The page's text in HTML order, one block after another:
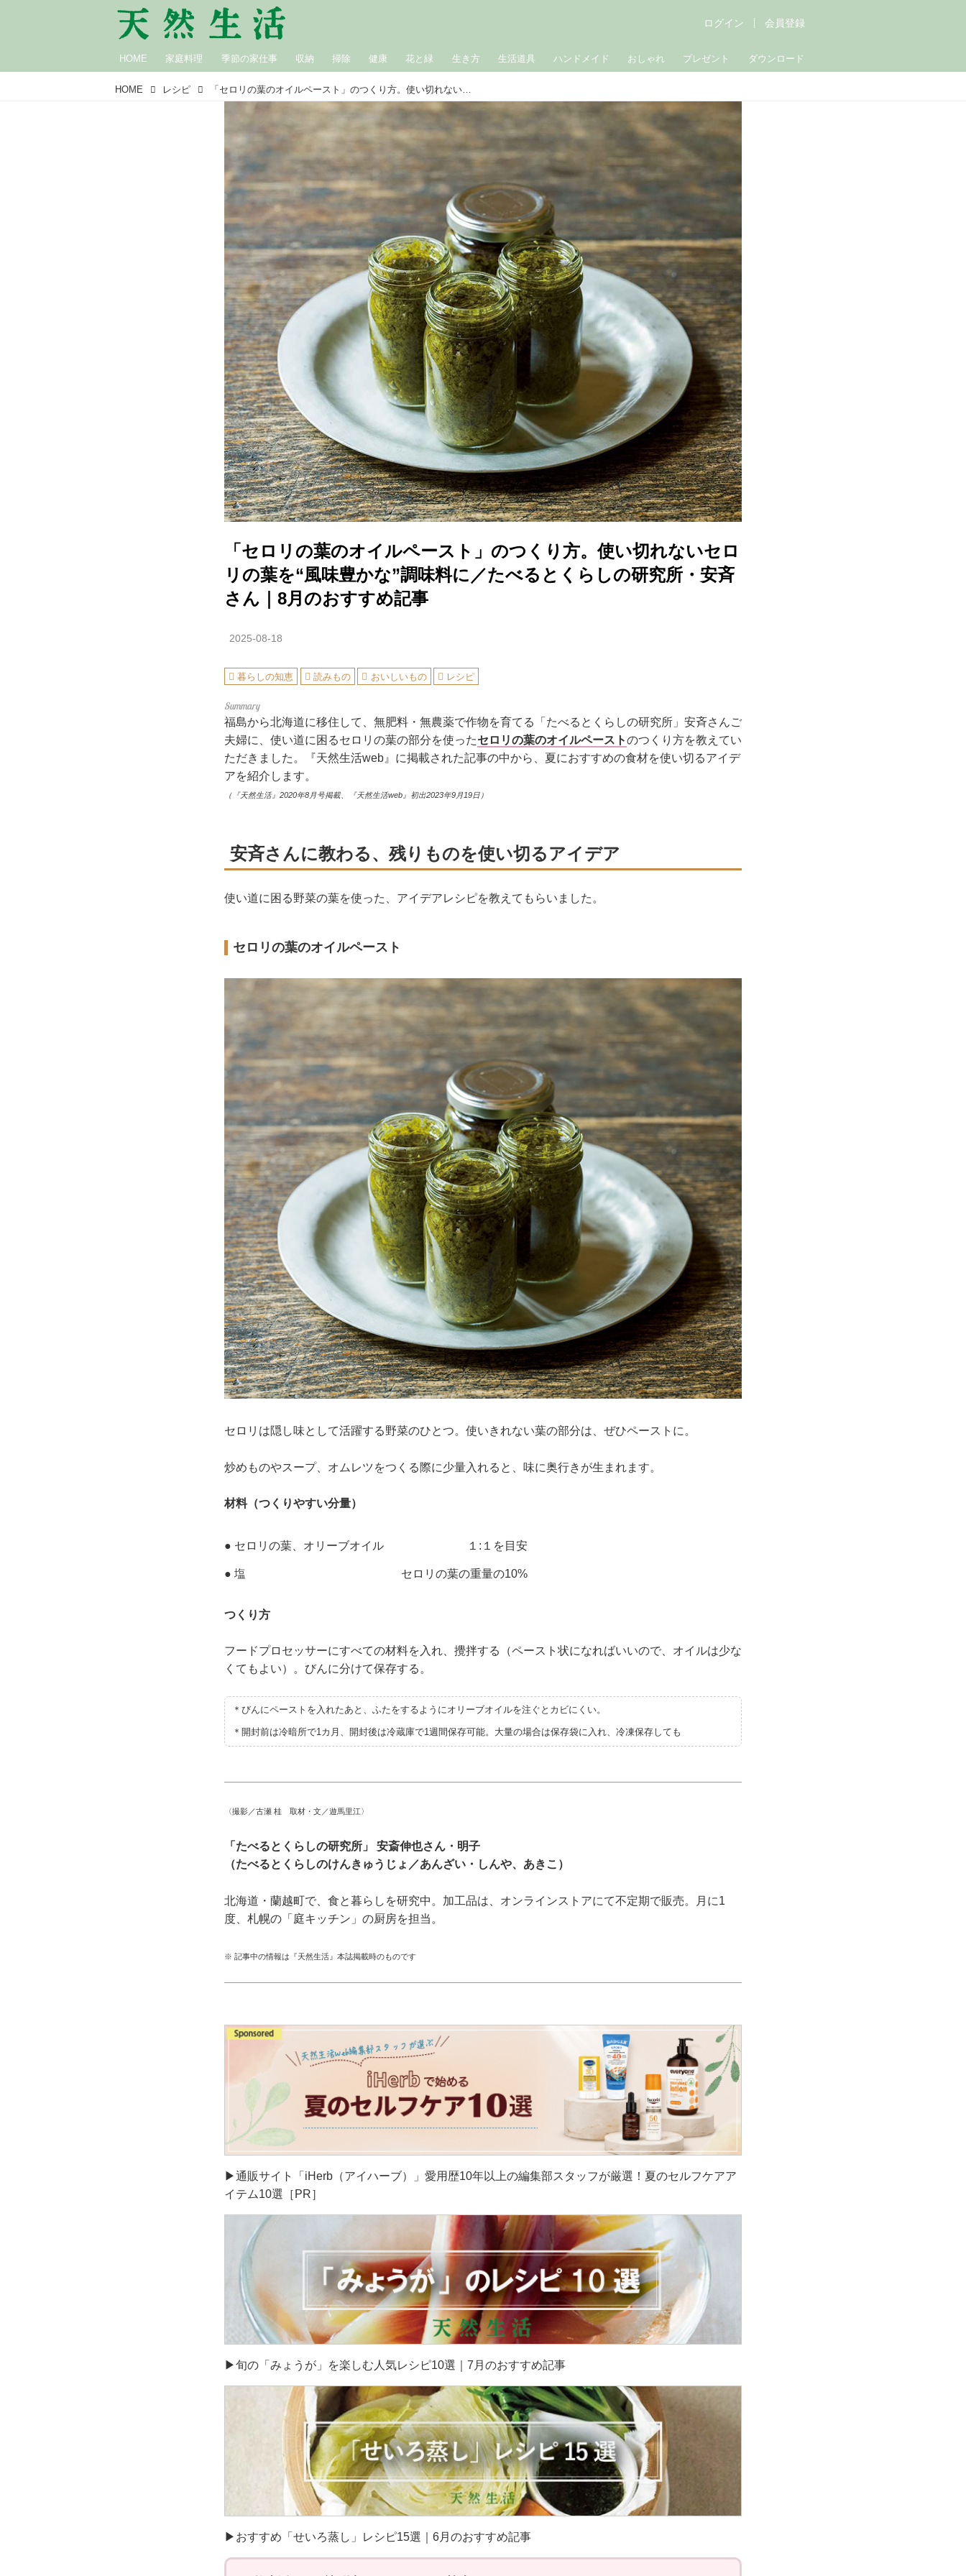
HOME 家庭料理 季節の家仕事 収納 掃除 健康 花と緑 生き方 生活道具 ハンドメイド おしゃれ プレゼント ダウンロード
ログイン 会員登録
HOME レシピ 「セロリの葉のオイルペースト」のつくり方。使い切れないセロリの葉を“風味豊かな”調味料に／たべるとくらしの研究所・安斉さん｜8月のおすすめ記事
「セロリの葉のオイルペースト」のつくり方。使い切れないセロ
リの葉を“風味豊かな”調味料に／たべるとくらしの研究所・安斉
さん｜8月のおすすめ記事
2025-08-18
暮らしの知恵 読みもの おいしいもの レシピ
福島から北海道に移住して、無肥料・無農薬で作物を育てる「たべるとくらしの研究所」安斉さんご
夫婦に、使い道に困るセロリの葉の部分を使ったセロリの葉のオイルペーストのつくり方を教えてい
ただきました。『天然生活web』に掲載された記事の中から、夏におすすめの食材を使い切るアイデ
アを紹介します。
（『天然生活』2020年8月号掲載、『天然生活web』初出2023年9月19日）
安斉さんに教わる、残りものを使い切るアイデア
使い道に困る野菜の葉を使った、アイデアレシピを教えてもらいました。
セロリの葉のオイルペースト
セロリは隠し味として活躍する野菜のひとつ。使いきれない葉の部分は、ぜひペーストに。
炒めものやスープ、オムレツをつくる際に少量入れると、味に奥行きが生まれます。
材料（つくりやすい分量）
● セロリの葉、オリーブオイル １:１を目安
● 塩 セロリの葉の重量の10%
つくり方
フードプロセッサーにすべての材料を入れ、攪拌する（ペースト状になればいいので、オイルは少な
くてもよい）。びんに分けて保存する。
＊びんにペーストを入れたあと、ふたをするようにオリーブオイルを注ぐとカビにくい。
＊開封前は冷暗所で1カ月、開封後は冷蔵庫で1週間保存可能。大量の場合は保存袋に入れ、冷凍保存しても
〈撮影／古瀬 桂 取材・文／遊馬里江〉
「たべるとくらしの研究所」 安斎伸也さん・明子
（たべるとくらしのけんきゅうじょ／あんざい・しんや、あきこ）
北海道・蘭越町で、食と暮らしを研究中。加工品は、オンラインストアにて不定期で販売。月に1
度、札幌の「庭キッチン」の厨房を担当。
※ 記事中の情報は『天然生活』本誌掲載時のものです
▶通販サイト「iHerb（アイハーブ）」愛用歴10年以上の編集部スタッフが厳選！夏のセルフケアア
イテム10選［PR］
▶旬の「みょうが」を楽しむ人気レシピ10選｜7月のおすすめ記事
▶おすすめ「せいろ蒸し」レシピ15選｜6月のおすすめ記事